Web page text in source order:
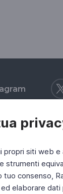
propri siti web
consenso,
elaborare